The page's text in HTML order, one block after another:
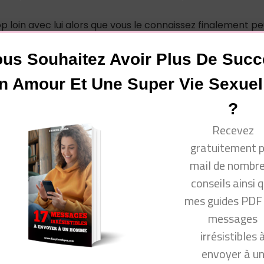
avec lui alors que vous le connaissez finalement
ses actions ? Il oublie de vous répondre c’est la
?
depuis que vous êtes avec lui (factures,
des excuses ?
il est possible que vous vous projetiez trop loin
!
Souhaitez Avoir Plus De
Amour Et Une Super Vie
?
Recevez
gratuitement
mail de
conseils ainsi
mes guides
messages
irrésistibles
envoyer à un